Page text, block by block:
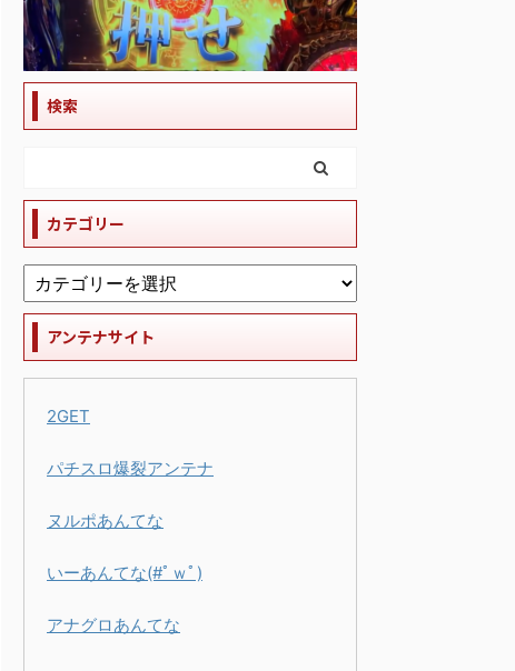
検索
カテゴリー
アンテナサイト
2GET
パチスロ爆裂アンテナ
ヌルポあんてな
いーあんてな(#ﾟｗﾟ)
アナグロあんてな